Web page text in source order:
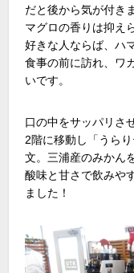
だと後から気が付き
マグロの香りは抑え
好きな人ならば、ハ
食事の前に訪れ、ワ
いです。
口の中をサッパリさ
2階に移動し「うら
文。三浦産のみかん
酸味と甘さで飲みや
ました！